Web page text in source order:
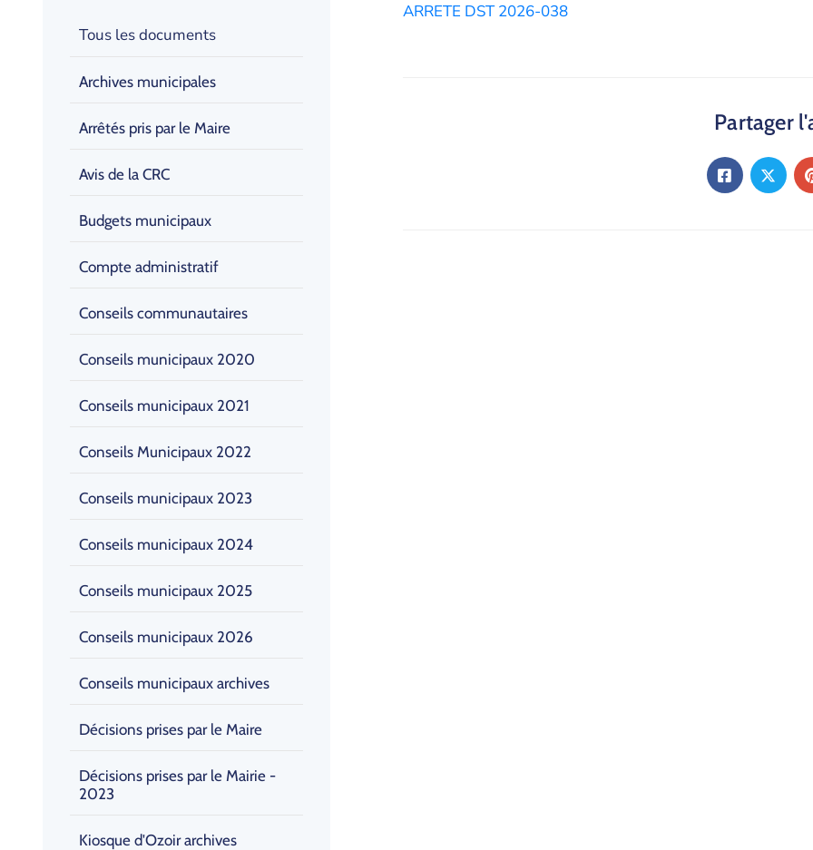
Tous les documents
Archives municipales
Arrêtés pris par le Maire
Avis de la CRC
Budgets municipaux
Compte administratif
Conseils communautaires
Conseils municipaux 2020
Conseils municipaux 2021
Conseils Municipaux 2022
Conseils municipaux 2023
Conseils municipaux 2024
Conseils municipaux 2025
Conseils municipaux 2026
Conseils municipaux archives
Décisions prises par le Maire
Décisions prises par le Mairie -
2023
Kiosque d'Ozoir archives
ARRETE DST 2026-038
Partager